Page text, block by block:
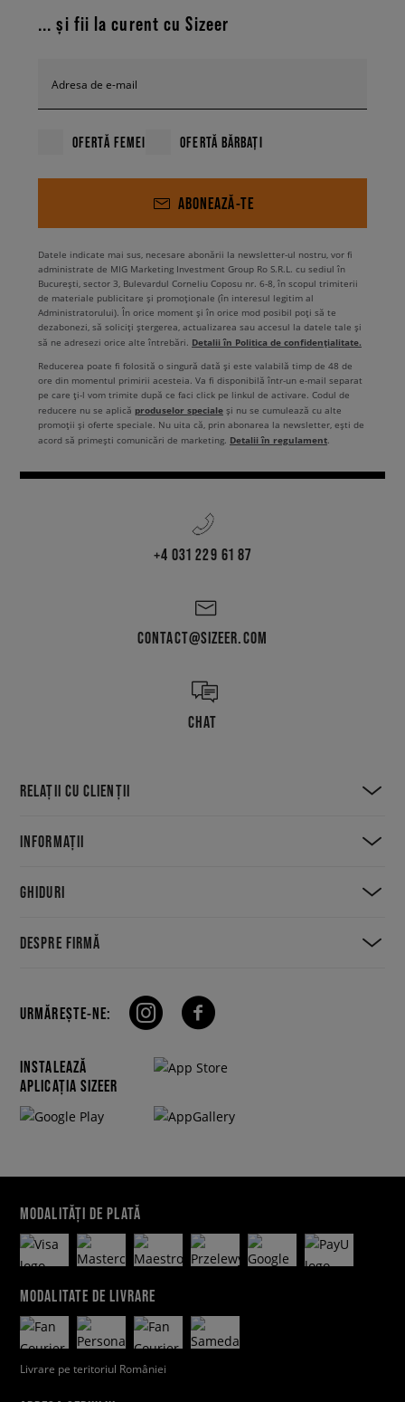
... și fii la curent cu Sizeer
Adresa de e-mail
OFERTĂ FEMEI OFERTĂ BĂRBAȚI
ABONEAZĂ-TE
Datele indicate mai sus, necesare abonării la newsletter-ul nostru, vor fi
administrate de MIG Marketing Investment Group Ro S.R.L. cu sediul în
București, sector 3, Bulevardul Corneliu Coposu nr. 6-8, în scopul trimiterii
de materiale publicitare și promoționale (în interesul legitim al
Administratorului). În orice moment și în orice mod posibil poți să te
dezabonezi, să soliciți ștergerea, actualizarea sau accesul la datele tale și
să ne adresezi orice alte întrebări. Detalii în Politica de confidențialitate.
Reducerea poate fi folosită o singură dată și este valabilă timp de 48 de
ore din momentul primirii acesteia. Va fi disponibilă într-un e-mail separat
pe care ți-l vom trimite după ce faci click pe linkul de activare. Codul de
reducere nu se aplică produselor speciale și nu se cumulează cu alte
promoții și oferte speciale. Nu uita că, prin abonarea la newsletter, ești de
acord să primești comunicări de marketing. Detalii în regulament.
+4 031 229 61 87
CONTACT@SIZEER.COM
CHAT
RELAȚII CU CLIENȚII
INFORMAȚII
GHIDURI
DESPRE FIRMĂ
URMĂREȘTE-NE:
INSTALEAZĂ
APLICAȚIA SIZEER
MODALITĂȚI DE PLATĂ
MODALITATE DE LIVRARE
Livrare pe teritoriul României